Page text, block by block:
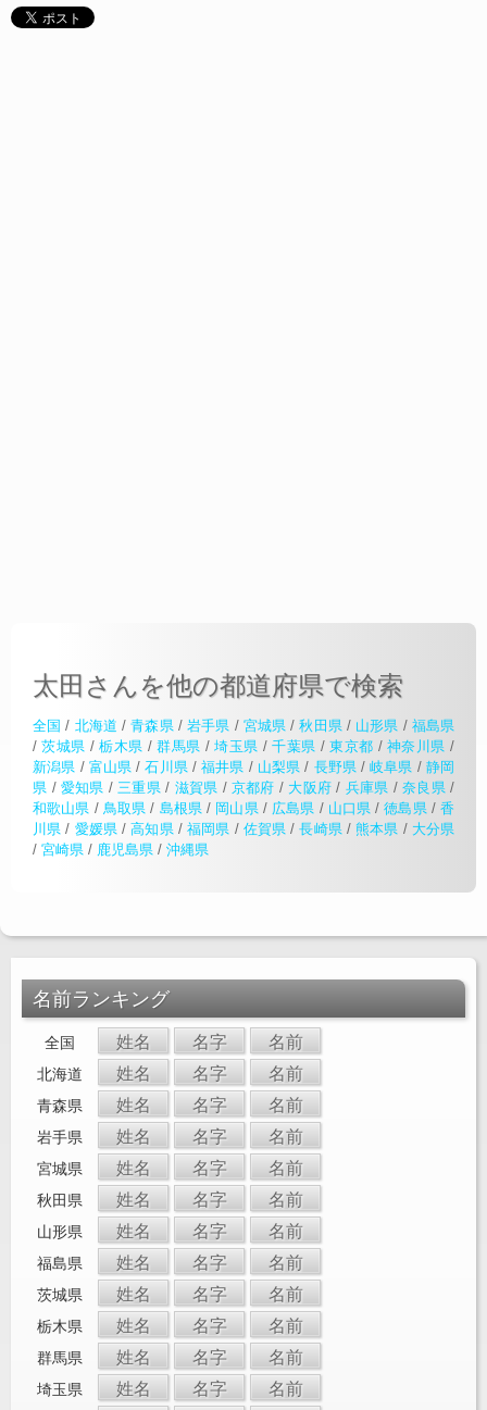
太田さんを他の都道府県で検索
全国 / 北海道 /青森県/ 岩手県 / 宮城県 /秋田県/ 山形県 / 福島県
/茨城県 /栃木県 /群馬県 /埼玉県 /千葉県 /東京都 /神奈川県 /
新潟県 / 富山県 /石川県/福井県 / 山梨県 / 長野県/岐阜県 / 静岡
県 / 愛知県 /三重県 / 滋賀県 / 京都府 / 大阪府 / 兵庫県 / 奈良県/
和歌山県 / 鳥取県 / 島根県/ 岡山県/ 広島県 / 山口県 /徳島県/香
川県 / 愛媛県/高知県/ 福岡県 / 佐賀県 /長崎県/熊本県 / 大分県
/ 宮崎県 / 鹿児島県 / 沖縄県
名前ランキング
全国 姓名 名字 名前
北海道 姓名 名字 名前
青森県 姓名 名字 名前
岩手県 姓名 名字 名前
宮城県 姓名 名字 名前
秋田県 姓名 名字 名前
山形県 姓名 名字 名前
福島県 姓名 名字 名前
茨城県 姓名 名字 名前
栃木県 姓名 名字 名前
群馬県 姓名 名字 名前
埼玉県 姓名 名字 名前